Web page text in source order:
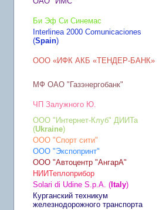
Би Эф Си Синемас
Interlinea 2000 Comunicaciones
(Spain)
ООО «ИФК АКБ «ТЕНДЕР-БАНК»
МФ ОАО "Газэнергобанк"
ЧП Залужного Ю.
ООО "Интернет-Клуб" ДИИТа
(Ukraine)
ООО "Спорт сити"
ООО "Экспопринт"
ООО "Автоцентр "АнгарА"
НИИТеплоприбор
Solari di Udine S.p.A. ( Italy)
Курганский техникум
железнодорожного транспорта